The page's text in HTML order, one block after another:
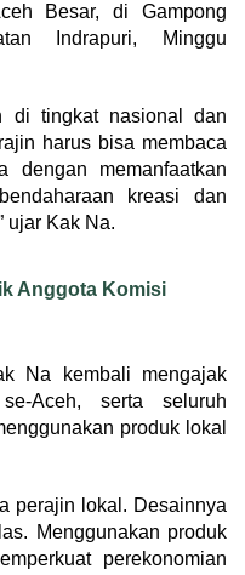
Besar, di Gampong
Indrapuri, Minggu
di tingkat nasional dan
harus bisa membaca
dengan memanfaatkan
kreasi dan
ujar Kak Na.
Anggota Komisi
Na kembali mengajak
Aceh, serta seluruh
produk lokal
perajin lokal. Desainnya
Menggunakan produk
perekonomian